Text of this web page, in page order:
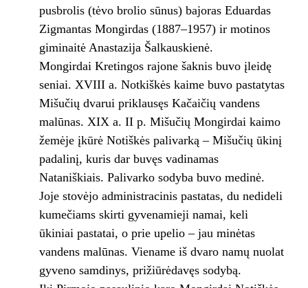
pusbrolis (tėvo brolio sūnus) bajoras Eduardas
Zigmantas Mongirdas (1887–1957) ir motinos
giminaitė Anastazija Šalkauskienė.
Mongirdai Kretingos rajone šaknis buvo įleidę
seniai. XVIII a. Notkiškės kaime buvo pastatytas
Mišučių dvarui priklausęs Kačaičių vandens
malūnas. XIX a. II p. Mišučių Mongirdai kaimo
žemėje įkūrė Notiškės palivarką – Mišučių ūkinį
padalinį, kuris dar buvęs vadinamas
Nataniškiais. Palivarko sodyba buvo medinė.
Joje stovėjo administracinis pastatas, du nedideli
kumečiams skirti gyvenamieji namai, keli
ūkiniai pastatai, o prie upelio – jau minėtas
vandens malūnas. Viename iš dvaro namų nuolat
gyveno samdinys, prižiūrėdavęs sodybą.